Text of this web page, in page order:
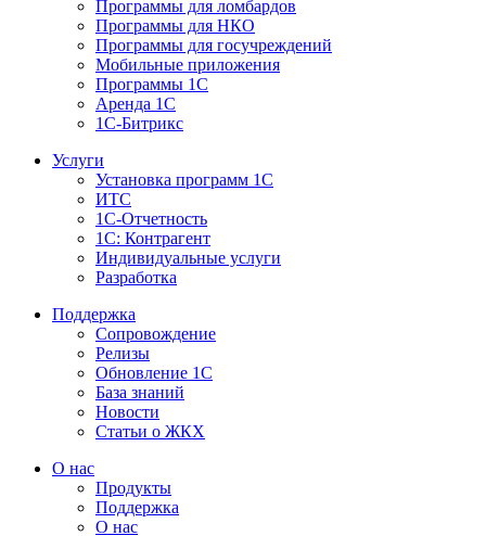
Программы для ломбардов
Программы для НКО
Программы для госучреждений
Мобильные приложения
Программы 1С
Аренда 1С
1С-Битрикс
Услуги
Установка программ 1С
ИТС
1С-Отчетность
1С: Контрагент
Индивидуальные услуги
Разработка
Поддержка
Сопровождение
Релизы
Обновление 1С
База знаний
Новости
Статьи о ЖКХ
О нас
Продукты
Поддержка
О нас